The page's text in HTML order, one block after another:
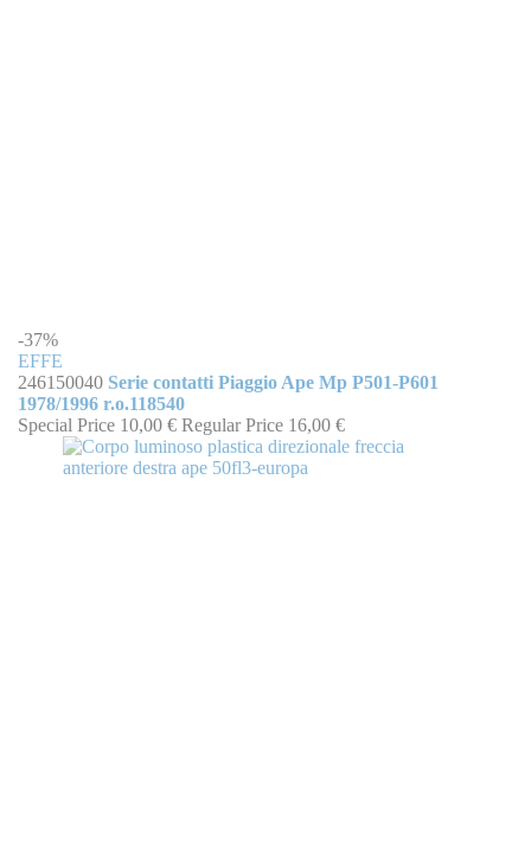
-37%
EFFE
246150040 Serie contatti Piaggio Ape Mp P501-P601
1978/1996 r.o.118540
Special Price 10,00 € Regular Price 16,00 €